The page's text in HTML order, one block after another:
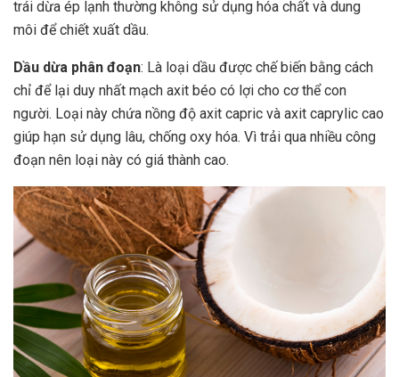
trái dừa ép lạnh thường không sử dụng hóa chất và dung
môi để chiết xuất dầu.
Dầu dừa phân đoạn: Là loại dầu được chế biến bằng cách
chỉ để lại duy nhất mạch axit béo có lợi cho cơ thể con
người. Loại này chứa nồng độ axit capric và axit caprylic cao
giúp hạn sử dụng lâu, chống oxy hóa. Vì trải qua nhiều công
đoạn nên loại này có giá thành cao.